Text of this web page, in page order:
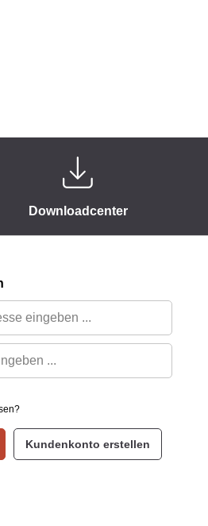
Downloadcenter
Kundenkonto erstellen